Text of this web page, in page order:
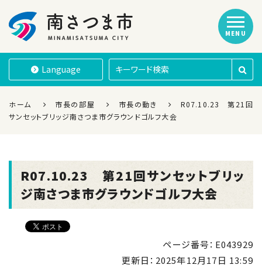
南さつま市
Language
MENU
ホーム 市長の部屋 市長の動き
R07.10.23 第21回
サンセットブリッジ南さつま市グラウンドゴルフ大会
R07.10.23 第21回サンセットブリッ
ジ南さつま市グラウンドゴルフ大会
ページ番号：E043929
更新日： 2025年12月17日 13:59